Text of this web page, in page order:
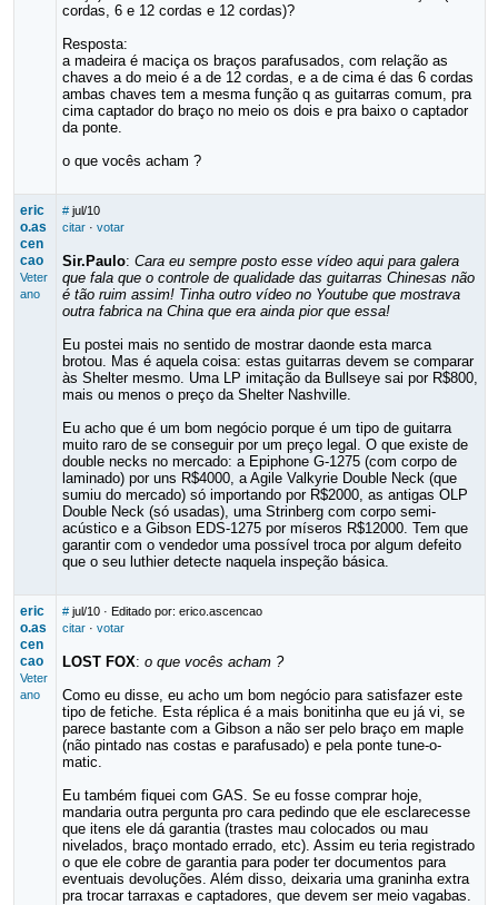
cordas, 6 e 12 cordas e 12 cordas)?
Resposta:
a madeira é maciça os braços parafusados, com relação as
chaves a do meio é a de 12 cordas, e a de cima é das 6 cordas
ambas chaves tem a mesma função q as guitarras comum, pra
cima captador do braço no meio os dois e pra baixo o captador
da ponte.
o que vocês acham ?
eric
o.as
cen
cao
Veter
ano
# jul/10
citar· votar
Sir.Paulo: Cara eu sempre posto esse vídeo aqui para galera
que fala que o controle de qualidade das guitarras Chinesas não
é tão ruim assim! Tinha outro vídeo no Youtube que mostrava
outra fabrica na China que era ainda pior que essa!
Eu postei mais no sentido de mostrar daonde esta marca
brotou. Mas é aquela coisa: estas guitarras devem se comparar
às Shelter mesmo. Uma LP imitação da Bullseye sai por R$800,
mais ou menos o preço da Shelter Nashville.
Eu acho que é um bom negócio porque é um tipo de guitarra
muito raro de se conseguir por um preço legal. O que existe de
double necks no mercado: a Epiphone G-1275 (com corpo de
laminado) por uns R$4000, a Agile Valkyrie Double Neck (que
sumiu do mercado) só importando por R$2000, as antigas OLP
Double Neck (só usadas), uma Strinberg com corpo semi-
acústico e a Gibson EDS-1275 por míseros R$12000. Tem que
garantir com o vendedor uma possível troca por algum defeito
que o seu luthier detecte naquela inspeção básica.
eric
o.as
cen
cao
Veter
ano
# jul/10· Editado por: erico.ascencao
citar· votar
LOST FOX: o que vocês acham ?
Como eu disse, eu acho um bom negócio para satisfazer este
tipo de fetiche. Esta réplica é a mais bonitinha que eu já vi, se
parece bastante com a Gibson a não ser pelo braço em maple
(não pintado nas costas e parafusado) e pela ponte tune-o-
matic.
Eu também fiquei com GAS. Se eu fosse comprar hoje,
mandaria outra pergunta pro cara pedindo que ele esclarecesse
que itens ele dá garantia (trastes mau colocados ou mau
nivelados, braço montado errado, etc). Assim eu teria registrado
o que ele cobre de garantia para poder ter documentos para
eventuais devoluções. Além disso, deixaria uma graninha extra
pra trocar tarraxas e captadores, que devem ser meio vagabas.